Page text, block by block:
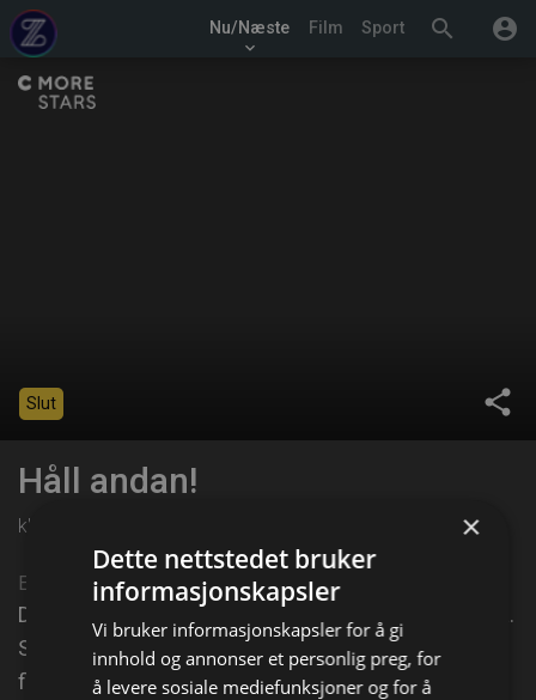
search account_circle
Nu/Næste
keyboard_arrow_down
Film Sport
share
Slut
Håll andan!
kl. 12:50 på C More Stars
Episode 10
Det er elendig stemning mellom Ruben, Lo og Wilma.
Så hva ville vært bedre, eller verre, enn en
flåtebyggingskonkurranse? Når de flyter ute på
×
Dette nettstedet bruker
informasjonskapsler
Vi bruker informasjonskapsler for å gi
innhold og annonser et personlig preg, for
å levere sosiale mediefunksjoner og for å